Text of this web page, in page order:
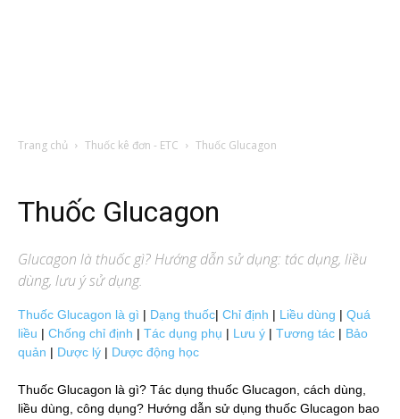
Trang chủ Thuốc kê đơn - ETC Thuốc Glucagon
Thuốc Glucagon
Glucagon là thuốc gì? Hướng dẫn sử dụng: tác dụng, liều
dùng, lưu ý sử dụng.
Thuốc Glucagon là gì | Dạng thuốc| Chỉ định | Liều dùng | Quá
liều | Chống chỉ định | Tác dụng phụ | Lưu ý | Tương tác | Bảo
quản | Dược lý | Dược động học
Thuốc Glucagon là gì? Tác dụng thuốc Glucagon, cách dùng,
liều dùng, công dụng? Hướng dẫn sử dụng thuốc Glucagon bao